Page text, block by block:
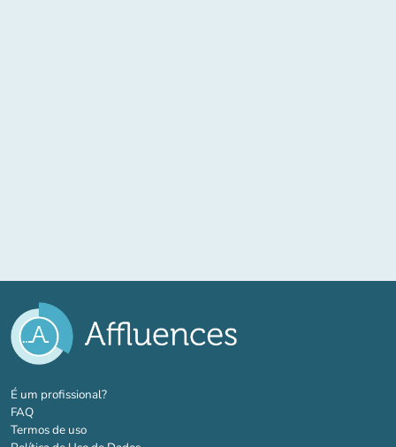
É um profissional?(novo separador)
FAQ
Termos de uso